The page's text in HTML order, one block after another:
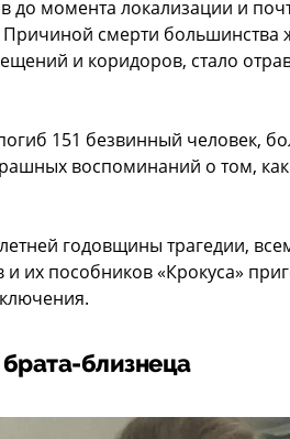
до момента локализации и
Причиной смерти большинства
и коридоров, стало
151 безвинный человек,
воспоминаний о том,
годовщины трагедии,
их пособников «Крокуса»
близнеца